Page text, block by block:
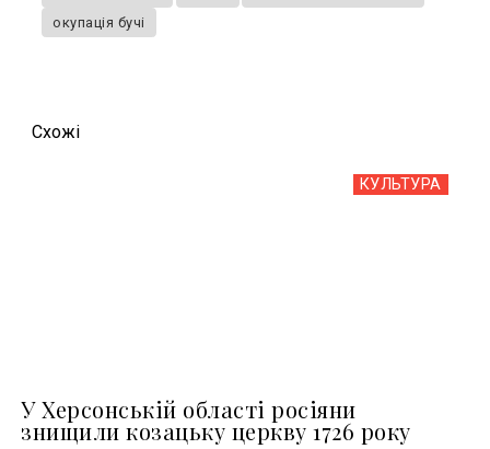
окупація бучі
Схожi
КУЛЬТУРА
У Херсонській області росіяни
знищили козацьку церкву 1726 року